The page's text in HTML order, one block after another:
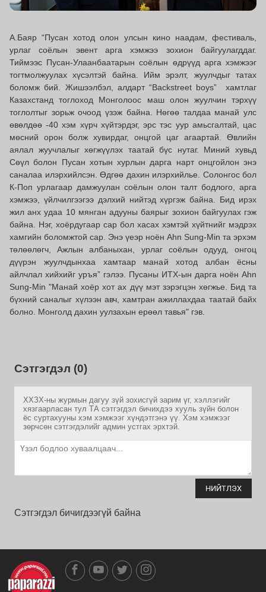
А.Баяр “Пусан хотод олон улсын кино наадам, фестиваль,
урлаг соёлын эвент арга хэмжээ зохион байгуулагддаг.
Тиймээс Пусан-Улаанбаатарын соёлын өдрүүд арга хэмжээг
тогтмолжуулах хүсэлтэй байна. Ийм эрэлт, жуулчдыг татах
боломж бий. Жишээлбэл, алдарт “Backstreet boys” хамтлаг
Казахстанд тоглоход Монголоос маш олон жуулчин тэрхүү
тоглолтыг зорьж очоод үзэж байна. Нөгөө талдаа манай улс
өвөлдөө -40 хэм хүрч хүйтэрдэг, эрс тэс уур амьсгалтай, цас
мөсний орон болж хувирдаг, онцгой цаг агаартай. Өвлийн
аялал жуучлалыг хөгжүүлэх таатай бүс нутаг. Миний хувьд
Сөүл болон Пусан хотын хурлын дарга нарт онцгойлон энэ
саналаа илэрхийлсэн. Өдгөө дахин илэрхийлье. Солонгос бол
К-Поп урлагаар дамжуулан соёлын олон талт бодлого, арга
хэмжээ, үйлчилгээгээ дэлхий нийтэд хүргэж байна. Бид ирэх
жил анх удаа 10 мянган адууны баярыг зохион байгуулах гэж
байна. Нэг, хоёрдугаар сар бол хасах хэмтэй хүйтнийг мэдрэх
хамгийн боломжтой сар. Энэ үеэр ноён Ahn Sung‑Min та эрхэм
төлөөлөгч, Ажлын албаныхан, урлаг соёлын одууд, онгоц
дүүрэн жуулчдынхаа хамтаар манай хотод албан ёсны
айлчлал хийхийг уръя” гэлээ. Пусаны ИТХ-ын дарга ноён Ahn
Sung‑Min "Манай хоёр хот ах дүү мэт зэрэгцэн хөгжье. Бид та
бүхний саналыг хүлээн авч, хамтран ажиллахдаа таатай байх
болно. Монголд дахин уулзахын ерөөл тавья" гэв.
Сэтгэгдэл (0)
ХХЗХ-ны журмын дагуу зүй зохисгүй зарим үг, хэллэгийг
хязгаарласан тул ТА сэтгэгдэл бичихдээ хууль зүйн болон
ёс суртахууны хэм хэмжээг хүндэтгэнэ үү. Хэм хэмжээг
зөрчсөн сэтгэгдэлийг админ устгах эрхтэй.
НИЙТЛЭХ
Сэтгэгдэл бичигдээгүй байна